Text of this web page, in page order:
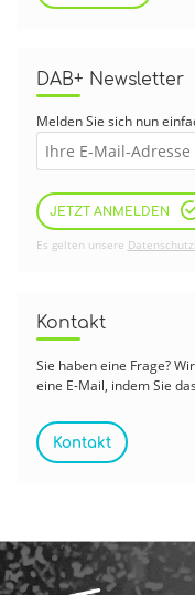
DAB+ Newsletter
Melden Sie sich nun
JETZT ANMELDEN
Es gelten unsere
Kontakt
Sie haben eine Frage?
eine E-Mail, indem Sie
Kontakt